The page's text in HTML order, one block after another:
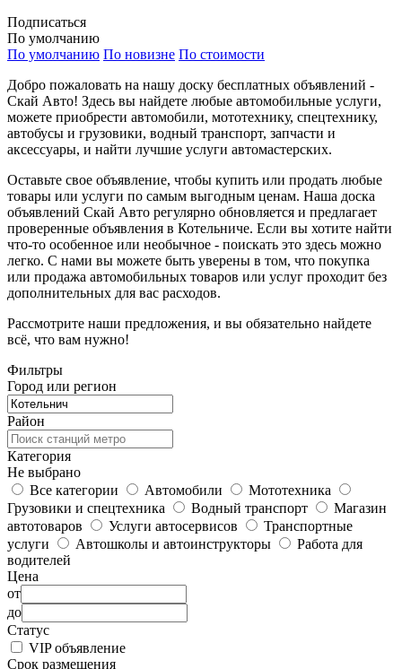
Подписаться
По умолчанию
По умолчанию По новизне По стоимости
Добро пожаловать на нашу доску бесплатных объявлений -
Скай Авто! Здесь вы найдете любые автомобильные услуги,
можете приобрести автомобили, мототехнику, спецтехнику,
автобусы и грузовики, водный транспорт, запчасти и
аксессуары, и найти лучшие услуги автомастерских.
Оставьте свое объявление, чтобы купить или продать любые
товары или услуги по самым выгодным ценам. Наша доска
объявлений Скай Авто регулярно обновляется и предлагает
проверенные объявления в Котельниче. Если вы хотите найти
что-то особенное или необычное - поискать это здесь можно
легко. С нами вы можете быть уверены в том, что покупка
или продажа автомобильных товаров или услуг проходит без
дополнительных для вас расходов.
Рассмотрите наши предложения, и вы обязательно найдете
всё, что вам нужно!
Фильтры
Город или регион
Район
Категория
Не выбрано
Все категории
Автомобили
Мототехника
Грузовики и спецтехника
Водный транспорт
Магазин
автотоваров
Услуги автосервисов
Транспортные
услуги
Автошколы и автоинструкторы
Работа для
водителей
Цена
от
до
Статус
VIP объявление
Срок размещения